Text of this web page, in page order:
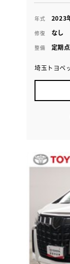
年式 2023
修復 なし
整備 定期
埼玉トヨペ